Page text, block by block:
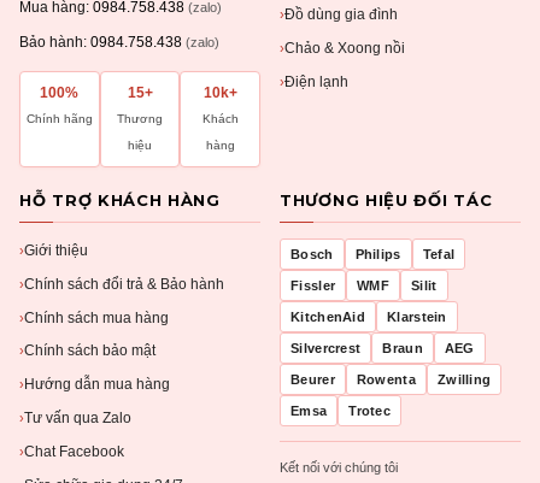
Mua hàng: 0984.758.438 (zalo)
Bảo hành: 0984.758.438 (zalo)
100%
Chính hãng
15+
Thương
hiệu
10k+
Khách
hàng
›Đồ dùng gia đình
›Chảo & Xoong nồi
›Điện lạnh
HỖ TRỢ KHÁCH HÀNG
›Giới thiệu
›Chính sách đổi trả & Bảo hành
›Chính sách mua hàng
›Chính sách bảo mật
› Hướng dẫn mua hàng
›Tư vấn qua Zalo
›Chat Facebook
THƯƠNG HIỆU ĐỐI TÁC
Bosch Philips Tefal
Fissler WMF Silit
KitchenAid Klarstein
Silvercrest Braun AEG
Beurer Rowenta Zwilling
Emsa Trotec
Kết nối với chúng tôi